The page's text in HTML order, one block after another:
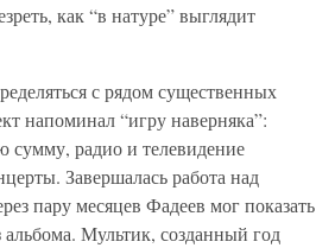
как “в натуре” выглядит
с рядом существенных
напоминал “игру наверняка”:
сумму, радио и телевидение
Завершалась работа над
пару месяцев Фадеев мог показать
Мультик, созданный год